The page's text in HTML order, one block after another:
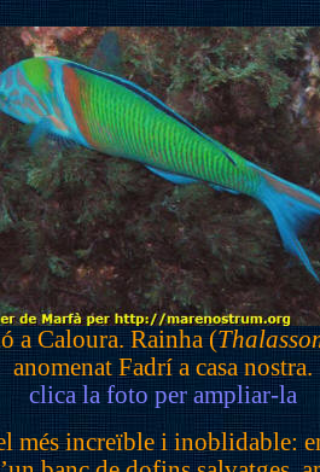
a Caloura. Rainha (
anomenat Fadrí a casa nostra.
clica la foto per ampliar-la
més increïble i inoblidable: